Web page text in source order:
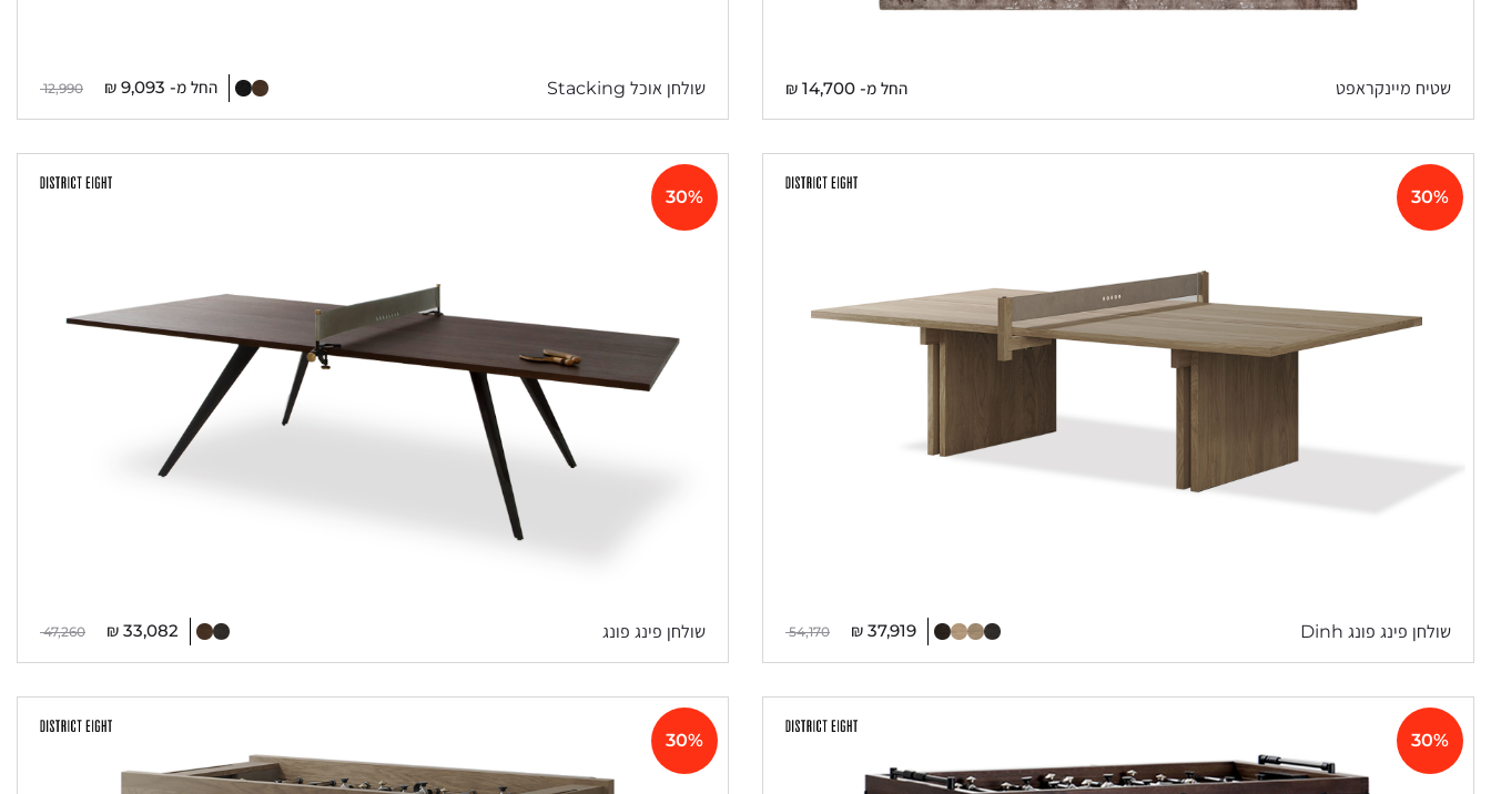
שטיח מיינקראפט החל מ- 14,700
₪ שולחן אוכל Stacking החל מ- 9,093
₪
12,990
שולחן פינג פונג Dinh
30%
37,919
₪
54,170 שולחן פינג פונג
30%
33,082
₪
47,260
30%
30%